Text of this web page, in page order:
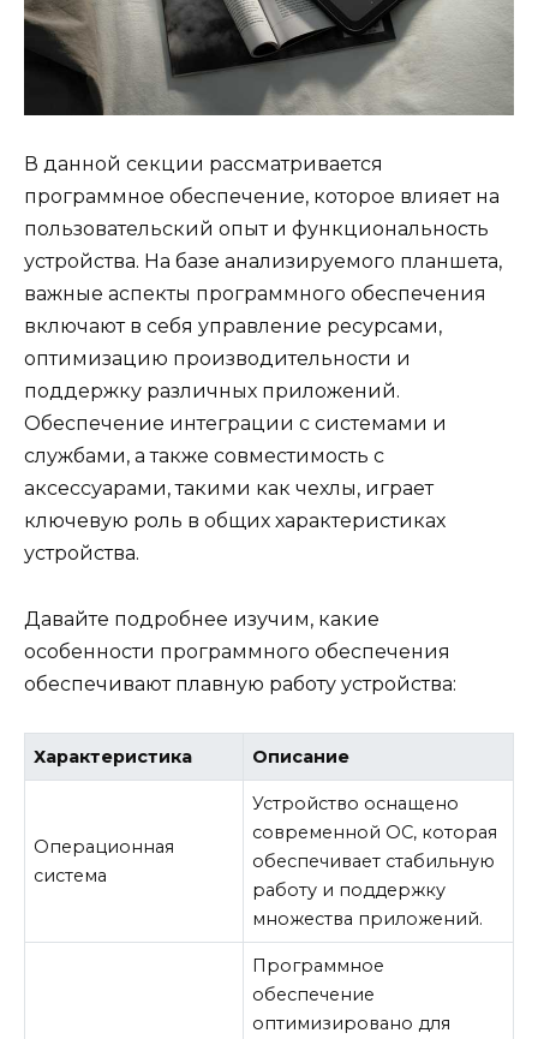
В данной секции рассматривается
программное обеспечение, которое влияет на
пользовательский опыт и функциональность
устройства. На базе анализируемого планшета,
важные аспекты программного обеспечения
включают в себя управление ресурсами,
оптимизацию производительности и
поддержку различных приложений.
Обеспечение интеграции с системами и
службами, а также совместимость с
аксессуарами, такими как чехлы, играет
ключевую роль в общих характеристиках
устройства.
Давайте подробнее изучим, какие
особенности программного обеспечения
обеспечивают плавную работу устройства:
Характеристика Описание
Операционная
система
Устройство оснащено
современной ОС, которая
обеспечивает стабильную
работу и поддержку
множества приложений.
Программное
обеспечение
оптимизировано для